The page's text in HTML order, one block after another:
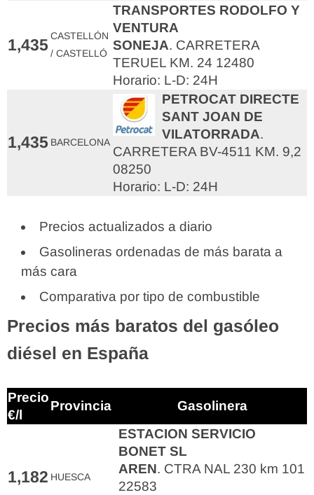
1,435 CASTELLÓN
/ CASTELLÓ
TRANSPORTES RODOLFO Y
VENTURA
SONEJA. CARRETERA
TERUEL KM. 24 12480
Horario: L-D: 24H
1,435 BARCELONA
PETROCAT DIRECTE
SANT JOAN DE
VILATORRADA.
CARRETERA BV-4511 KM. 9,2
08250
Horario: L-D: 24H
Precios actualizados a diario
Gasolineras ordenadas de más barata a
más cara
Comparativa por tipo de combustible
Precios más baratos del gasóleo
diésel en España
Precio
€/l
Provincia Gasolinera
1,182 HUESCA
ESTACION SERVICIO
BONET SL
AREN. CTRA NAL 230 km 101
22583